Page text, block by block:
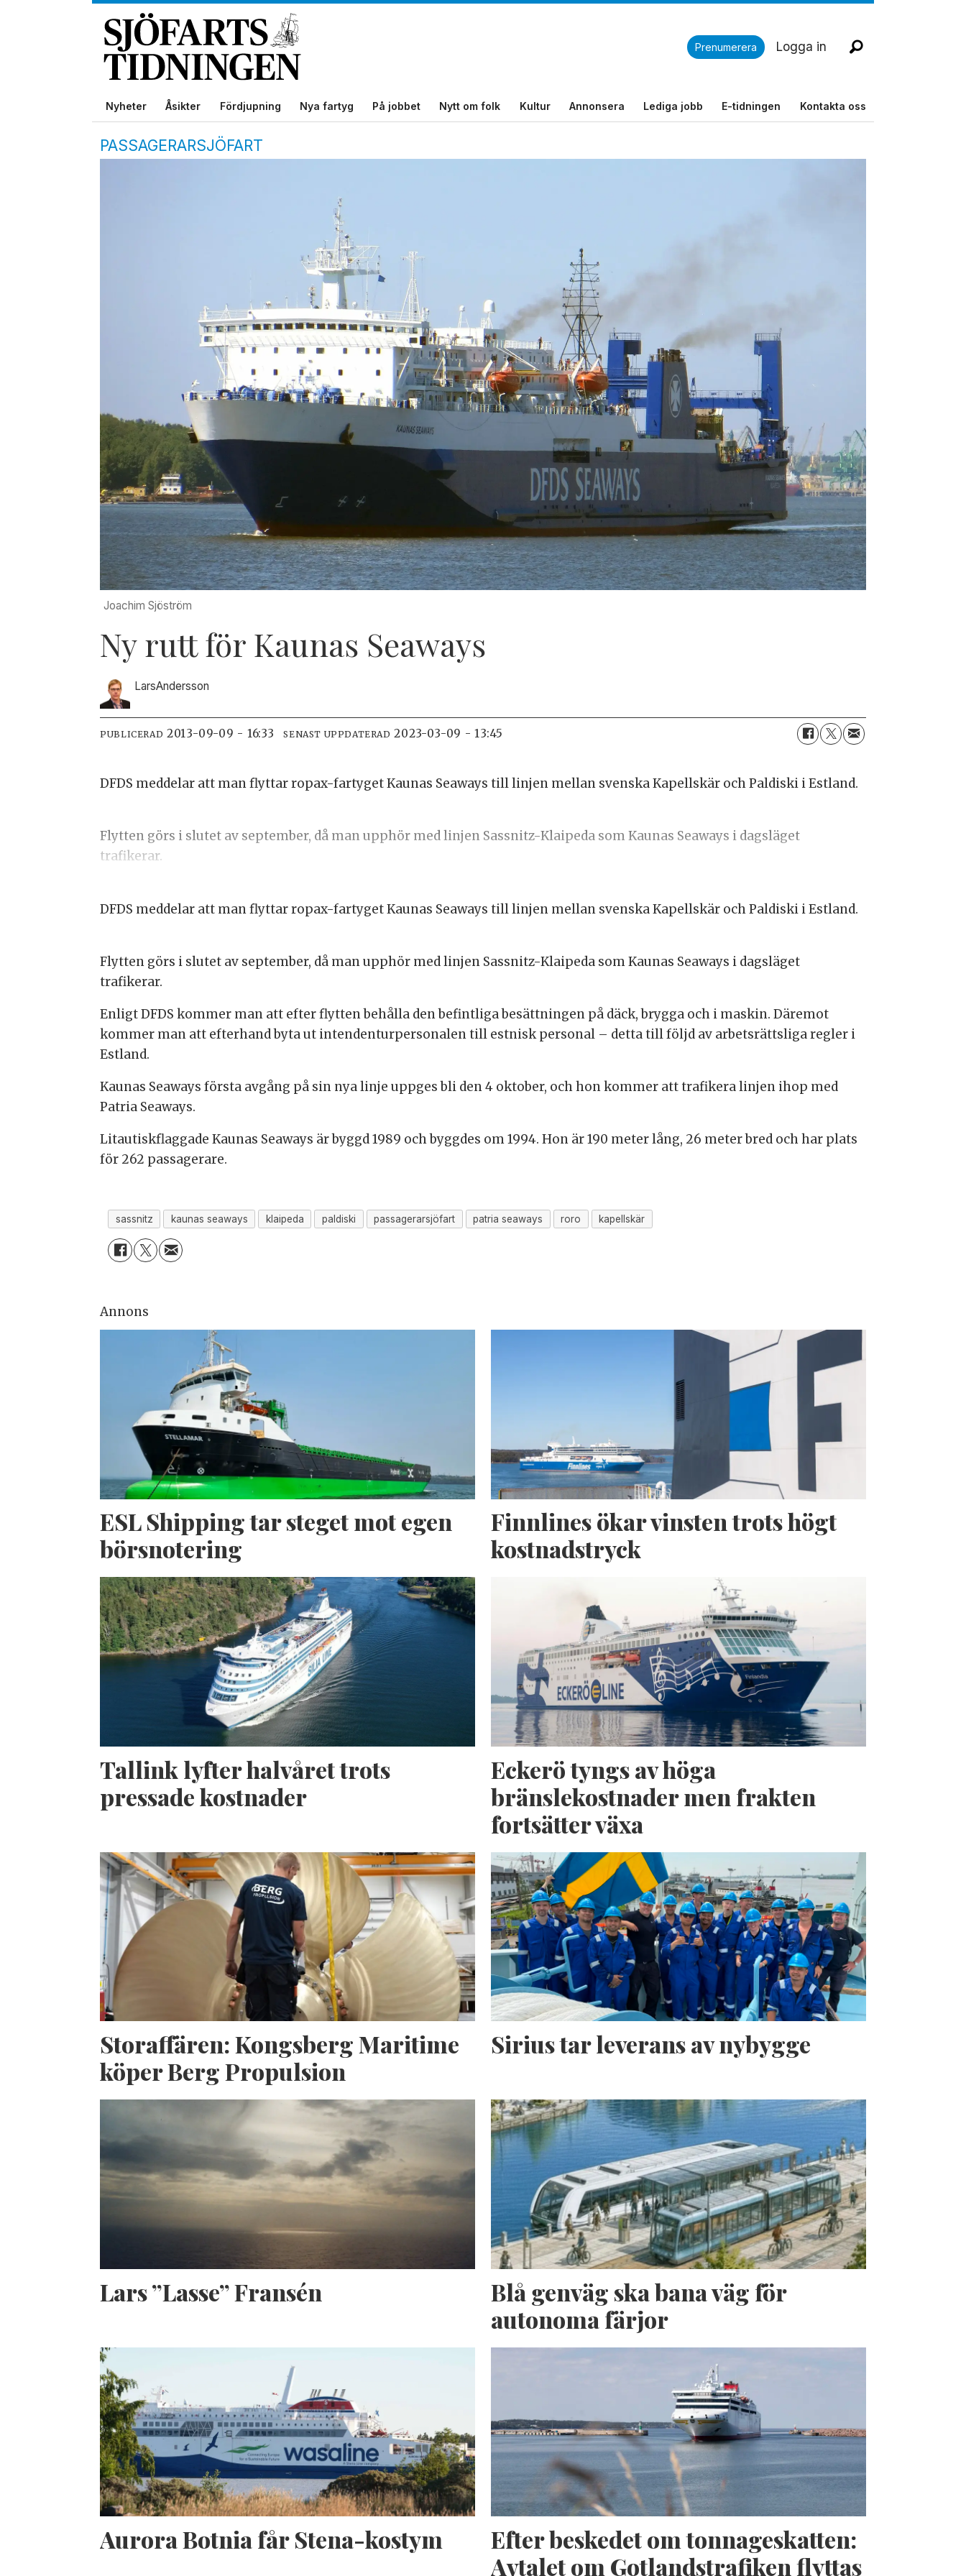
Prenumerera Logga in
Nyheter Åsikter Fördjupning Nya fartyg På jobbet Nytt om folk Kultur Annonsera Lediga jobb E-tidningen Kontakta oss
PASSAGERARSJÖFART
Joachim Sjöström
Ny rutt för Kaunas Seaways
LarsAndersson
PUBLICERAD 2013-09-09 - 16:33 SENAST UPPDATERAD 2023-03-09 - 13:45
DFDS meddelar att man flyttar ropax-fartyget Kaunas Seaways till linjen mellan svenska Kapellskär och Paldiski i Estland.
Flytten görs i slutet av september, då man upphör med linjen Sassnitz-Klaipeda som Kaunas Seaways i dagsläget
trafikerar.
DFDS meddelar att man flyttar ropax-fartyget Kaunas Seaways till linjen mellan svenska Kapellskär och Paldiski i Estland.
Flytten görs i slutet av september, då man upphör med linjen Sassnitz-Klaipeda som Kaunas Seaways i dagsläget
trafikerar.
Enligt DFDS kommer man att efter flytten behålla den befintliga besättningen på däck, brygga och i maskin. Däremot
kommer man att efterhand byta ut intendenturpersonalen till estnisk personal – detta till följd av arbetsrättsliga regler i
Estland.
Kaunas Seaways första avgång på sin nya linje uppges bli den 4 oktober, och hon kommer att trafikera linjen ihop med
Patria Seaways.
Litautiskflaggade Kaunas Seaways är byggd 1989 och byggdes om 1994. Hon är 190 meter lång, 26 meter bred och har plats
för 262 passagerare.
sassnitz kaunas seaways klaipeda paldiski passagerarsjöfart patria seaways roro kapellskär
Annons
ESL Shipping tar steget mot egen
börsnotering
Finnlines ökar vinsten trots högt
kostnadstryck
Tallink lyfter halvåret trots
pressade kostnader
Eckerö tyngs av höga
bränslekostnader men frakten
fortsätter växa
Storaffären: Kongsberg Maritime
köper Berg Propulsion
Sirius tar leverans av nybygge
Lars ”Lasse” Fransén
Blå genväg ska bana väg för
autonoma färjor
Aurora Botnia får Stena-kostym
Efter beskedet om tonnageskatten:
Avtalet om Gotlandstrafiken flyttas